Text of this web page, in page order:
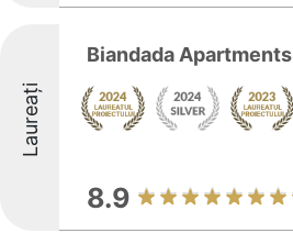
Laureați
Biandada Apartments
8.9